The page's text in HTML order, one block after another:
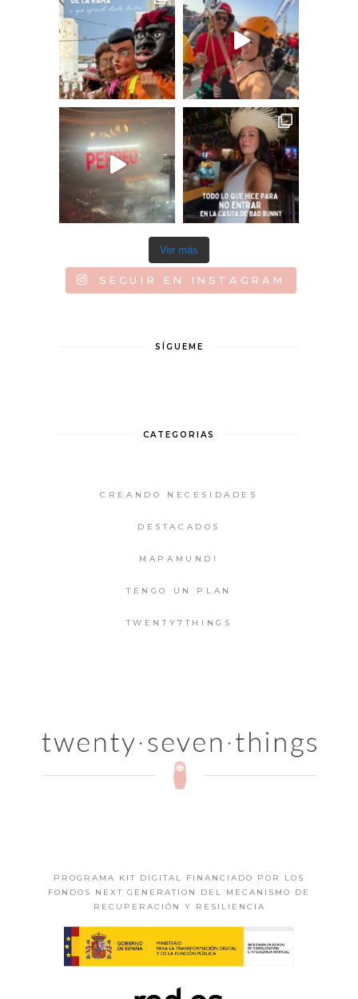
Ver más
SEGUIR EN INSTAGRAM
SÍGUEME
CATEGORIAS
CREANDO NECESIDADES
DESTACADOS
MAPAMUNDI
TENGO UN PLAN
TWENTY7THINGS
PROGRAMA KIT DIGITAL FINANCIADO POR LOS
FONDOS NEXT GENERATION DEL MECANISMO DE
RECUPERACIÓN Y RESILIENCIA